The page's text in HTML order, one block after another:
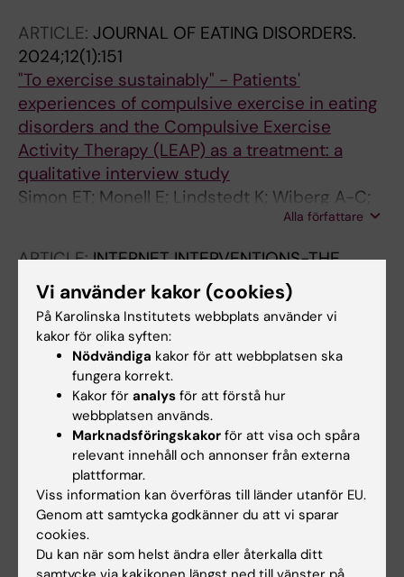
ARTICLE: JOURNAL OF EATING DISORDERS.
2024;12(1):151
"To exercise sustainably" - Patients'
experiences of compulsive exercise in eating
disorders and the Compulsive Exercise
Activity Therapy (LEAP) as a treatment: a
qualitative interview study
Simon ET; Monell E; Lindstedt K; Wiberg A-C;
Alla författare
ARTICLE:INTERNET INTERVENTIONS-THE
APPLICATION OF INFORMATION TECHNOLOGY
IN MENTAL AND BEHAVIOURAL HEALTH.
2022;30:100570
Internet-based cognitive behavior therapy for
eating disorders - Development and
feasibility evaluation
Wiberg A-C; Ghaderi A; Danielsson HB;
Safarzadeh K; Parling T; Carlbring P; Jansson
M; Welch E
Alla författare
Forskningsområden:
Neurovetenskaper
Vi använder kakor (cookies)
På Karolinska Institutets webbplats använder vi
kakor för olika syften:
Nödvändiga kakor för att webbplatsen ska
fungera korrekt.
Kakor för analys för att förstå hur
webbplatsen används.
Marknadsföringskakor för att visa och spåra
relevant innehåll och annonser från externa
plattformar.
Viss information kan överföras till länder utanför EU.
Genom att samtycka godkänner du att vi sparar
cookies.
Du kan när som helst ändra eller återkalla ditt